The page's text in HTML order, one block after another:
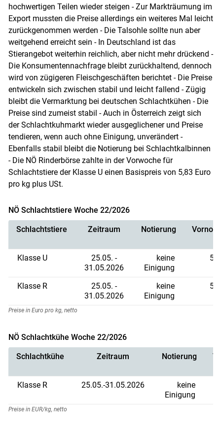
Skip to main content
hochwertigen Teilen wieder steigen - Zur Markträumung im
Export mussten die Preise allerdings ein weiteres Mal leicht
zurückgenommen werden - Die Talsohle sollte nun aber
weitgehend erreicht sein - In Deutschland ist das
Stierangebot weiterhin reichlich, aber nicht mehr drückend -
Die Konsumentennachfrage bleibt zurückhaltend, dennoch
wird von zügigeren Fleischgeschäften berichtet - Die Preise
entwickeln sich zwischen stabil und leicht fallend - Zügig
bleibt die Vermarktung bei deutschen Schlachtkühen - Die
Preise sind zumeist stabil - Auch in Österreich zeigt sich
der Schlachtkuhmarkt wieder ausgeglichener und Preise
tendieren, wenn auch ohne Einigung, unverändert -
Ebenfalls stabil bleibt die Notierung bei Schlachtkalbinnen
- Die NÖ Rinderbörse zahlte in der Vorwoche für
Schlachtstiere der Klasse U einen Basispreis von 5,83 Euro
pro kg plus USt.
NÖ Schlachtstiere Woche 22/2026
Schlachtstiere Zeitraum Notierung
Klasse U
25.05. -
31.05.2026
keine
Einigung
Klasse R
25.05. -
31.05.2026
keine
Einigung
Preise in Euro pro kg, netto
NÖ Schlachtkühe Woche 22/2026
Schlachtkühe Zeitraum Notierung
Klasse R 25.05.-31.05.2026
keine
Einigung
Preise in EUR/kg, netto